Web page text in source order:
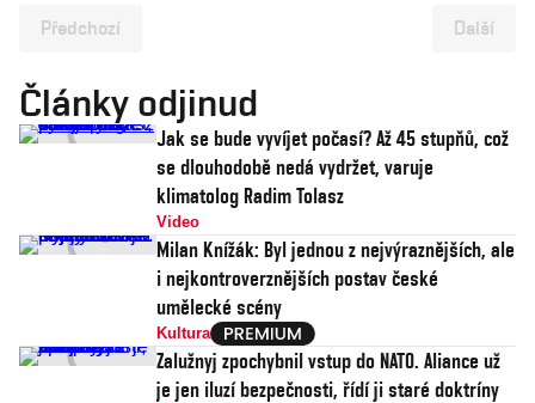
Předchozí Další
Články odjinud
Jak se bude vyvíjet počasí? Až 45 stupňů, což
se dlouhodobě nedá vydržet, varuje
klimatolog Radim Tolasz
Video
Milan Knížák: Byl jednou z nejvýraznějších, ale
i nejkontroverznějších postav české
umělecké scény
Kultura
Zalužnyj zpochybnil vstup do NATO. Aliance už
je jen iluzí bezpečnosti, řídí ji staré doktríny